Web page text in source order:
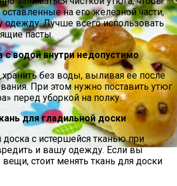
Растения Сажать Для Удачи,
И Богатства
«Достойная»
С Мясом «Поросята»
на его железной части,
одежду. Лучше всего использовать
пасты.
с водой внутри недопустимо
хранить без воды, выливая ее после
При этом нужно поставить утюг
перед уборкой на полку.
для гладильной доски
доска с истершейся тканью при
и вашу одежду. Если вы
вещи, стоит менять ткань для доски